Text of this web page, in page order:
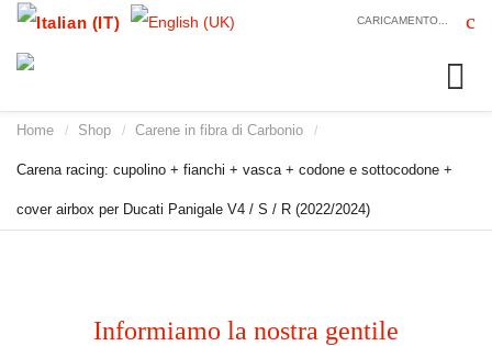
CARICAMENTO...
Home / Shop / Carene in fibra di Carbonio /
Carena racing: cupolino + fianchi + vasca + codone e sottocodone +
cover airbox per Ducati Panigale V4 / S / R (2022/2024)
Informiamo la nostra gentile